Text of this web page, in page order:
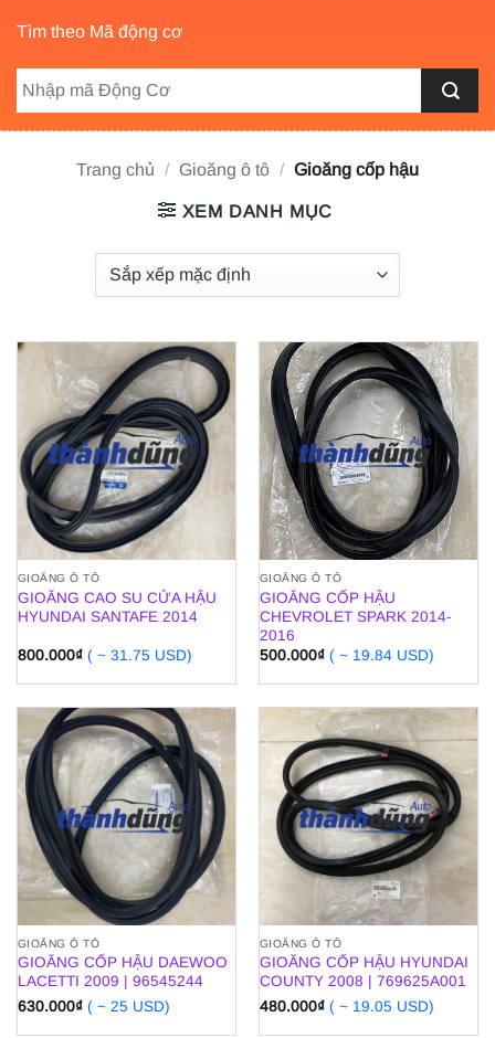
Tìm theo Mã động cơ
Trang chủ / Gioăng ô tô / Gioăng cốp hậu
XEM DANH MỤC
GIOĂNG Ô TÔ
GIOĂNG CAO SU CỬA HẬU
HYUNDAI SANTAFE 2014
800.000₫ ( ~ 31.75 USD)
GIOĂNG Ô TÔ
GIOĂNG CỐP HẬU
CHEVROLET SPARK 2014-
2016
500.000₫ ( ~ 19.84 USD)
GIOĂNG Ô TÔ
GIOĂNG CỐP HẬU DAEWOO
LACETTI 2009 | 96545244
630.000₫ ( ~ 25 USD)
GIOĂNG Ô TÔ
GIOĂNG CỐP HẬU HYUNDAI
COUNTY 2008 | 769625A001
480.000₫ ( ~ 19.05 USD)